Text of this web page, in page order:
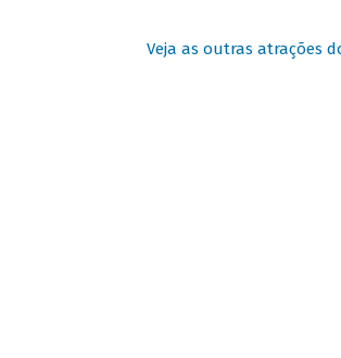
Veja as outras atrações